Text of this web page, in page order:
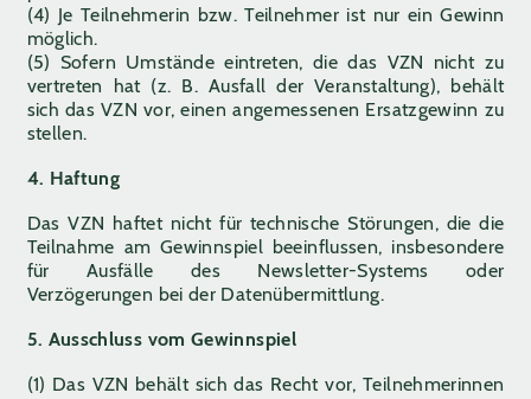
(4) Je Teilnehmerin bzw. Teilnehmer ist nur ein Gewinn
möglich.
(5) Sofern Umstände eintreten, die das VZN nicht zu
vertreten hat (z. B. Ausfall der Veranstaltung), behält
sich das VZN vor, einen angemessenen Ersatzgewinn zu
stellen.
4. Haftung
Das VZN haftet nicht für technische Störungen, die die
Teilnahme am Gewinnspiel beeinflussen, insbesondere
für Ausfälle des Newsletter-Systems oder
Verzögerungen bei der Datenübermittlung.
5. Ausschluss vom Gewinnspiel
(1) Das VZN behält sich das Recht vor, Teilnehmerinnen